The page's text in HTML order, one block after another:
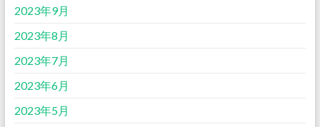
2023年9月
2023年8月
2023年7月
2023年6月
2023年5月